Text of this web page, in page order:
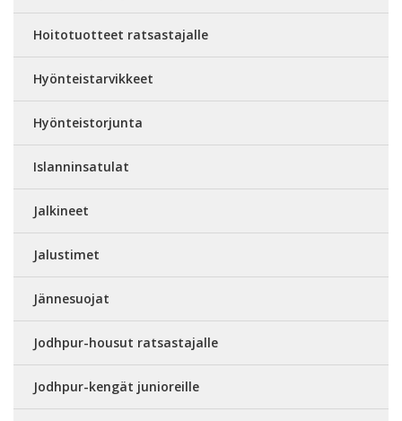
Hoitotuotteet ratsastajalle
Hyönteistarvikkeet
Hyönteistorjunta
Islanninsatulat
Jalkineet
Jalustimet
Jännesuojat
Jodhpur-housut ratsastajalle
Jodhpur-kengät junioreille